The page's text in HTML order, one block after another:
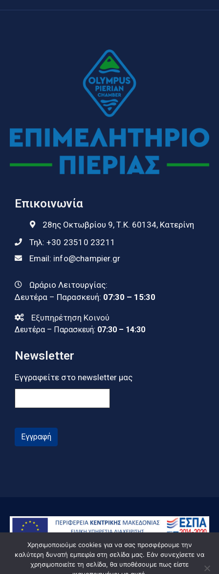
Επικοινωνία
28ης Οκτωβρίου 9, Τ.Κ. 60134, Κατερίνη
Τηλ: +30 23510 23211
Email: info@champier.gr
Ωράριο Λειτουργίας:
Δευτέρα – Παρασκευή: 07:30 – 15:30
Εξυπηρέτηση Κοινού
Δευτέρα – Παρασκευή: 07:30 – 14:30
Newsletter
Εγγραφείτε στο newsletter μας
Εγγραφή
Χρησιμοποιούμε cookies για να σας προσφέρουμε την
καλύτερη δυνατή εμπειρία στη σελίδα μας. Εάν συνεχίσετε να
χρησιμοποιείτε τη σελίδα, θα υποθέσουμε πως είστε